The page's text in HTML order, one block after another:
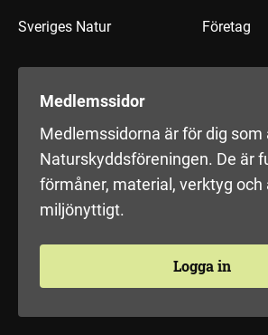
Sveriges Natur Företag
Medlemssidor
Medlemssidorna är för dig som
Naturskyddsföreningen. De är
förmåner, material, verktyg och
miljönyttigt.
Logga in